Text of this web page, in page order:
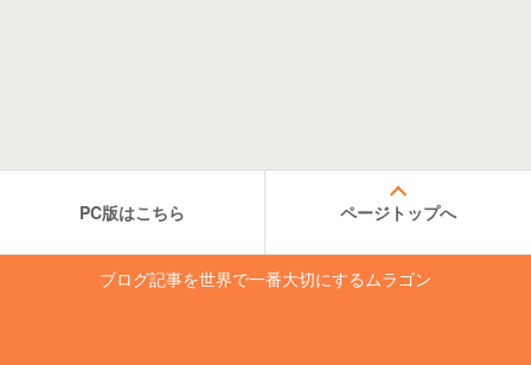
PC版はこちら ページトップへ
ブログ記事を世界で一番大切にするムラゴン